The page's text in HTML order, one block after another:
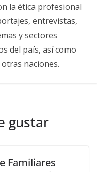
la ética profesional
entrevistas,
y sectores
del país, así como
naciones.
gustar
Familiares